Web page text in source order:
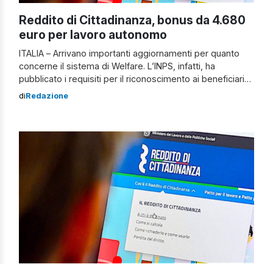
Reddito di Cittadinanza, bonus da 4.680
euro per lavoro autonomo
ITALIA – Arrivano importanti aggiornamenti per quanto
concerne il sistema di Welfare. L’INPS, infatti, ha
pubblicato i requisiti per il riconoscimento ai beneficiari
del Reddito di Cittadinanza (RdC), che avviano un’attività
un beneficio addizionale in unica soluzione […]
diRedazione